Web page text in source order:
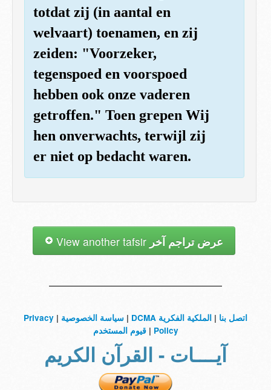
totdat zij (in aantal en
welvaart) toenamen, en zij
zeiden: "Voorzeker,
tegenspoed en voorspoed
hebben ook onze vaderen
getroffen." Toen grepen Wij
hen onverwachts, terwijl zij
er niet op bedacht waren.
عرض تراجم آخر
اتصل بنا | الملكية الفكرية DCMA | سياسة الخصوصية |
Privacy
Policy
|قيوم المستخدم
آيــــات - القرآن الكريم